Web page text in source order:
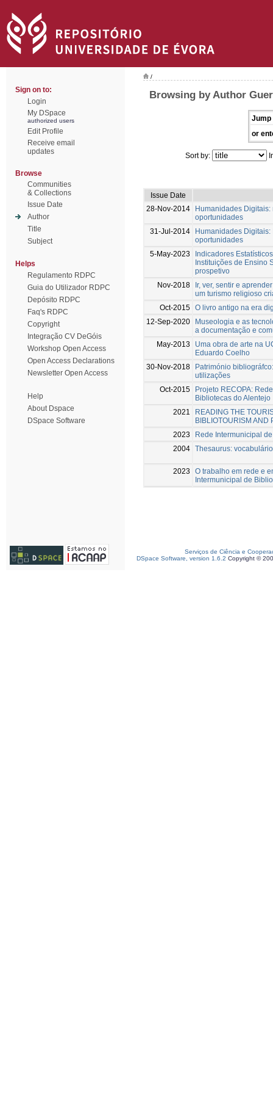
Sign on to:
Login
My DSpace
authorized users
Edit Profile
Receive email
updates
Browse
Communities
& Collections
Issue Date
Author
Title
Subject
Helps
Regulamento RDPC
Guia do Utilizador RDPC
Depósito RDPC
Faq's RDPC
Copyright
Integração CV DeGóis
Workshop Open Access
Open Access Declarations
Newsletter Open Access
Help
About Dspace
DSpace Software
/
Browsing by Author
Jump
or
Sort by:
Issue Date
28-Nov-2014
Humanidades Digitais:
oportunidades
31-Jul-2014
Humanidades Digitais:
oportunidades
5-May-2023
Indicadores
Instituições de Ensino
prospetivo
Nov-2018
Ir, ver, sentir e
um turismo religioso
Oct-2015 O livro antigo na era
12-Sep-2020
Museologia e as
a documentação e
May-2013
Uma obra de arte na
Eduardo Coelho
30-Nov-2018
Património
utilizações
Oct-2015
Projeto RECOPA:
Bibliotecas do Alentejo
2021
READING THE
BIBLIOTOURISM AND
2023
Rede Intermunicipal
2004 Thesaurus:
2023
O trabalho em rede e
Intermunicipal de
Serviços de Ciência e
DSpace Software, version 1.6.2 Copyright ©